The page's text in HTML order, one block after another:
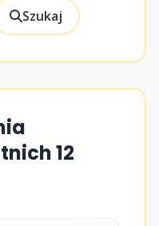
Szukaj
12